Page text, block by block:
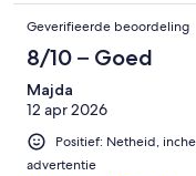
to had also been
next day, they didn't
owners and/or
residents more than
holiday camp or
on the website and not
is an upmarket
villa 313 was mainly of a
Geverifieerde beoordeling
8/10 – Goed
Majda
12 apr 2026
Positief: Netheid,
advertentie